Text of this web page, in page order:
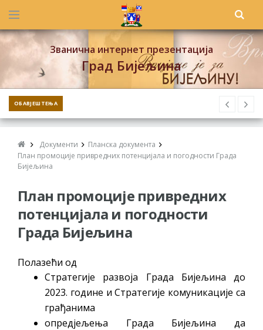
Званична интернет презентација
Град Бијељина
ОБАВЈЕШТЕЊА
Документи
Планска документа
План промоције привредних потенцијала и погодности Града
Бијељина
План промоције привредних
потенцијала и погодности
Града Бијељина
Полазећи од
Стратегије развоја Града Бијељина до
2023. године и Стратегије комуникације са
грађанима
опредјељења Града Бијељина да